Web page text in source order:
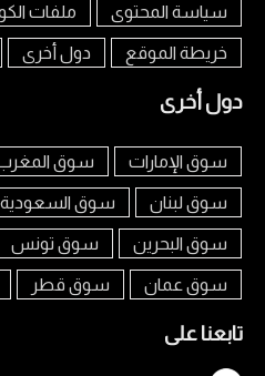
سياسة المحتوى ملفات
خريطة الموقع دول أخرى
دول أخرى
سوق الإمارات سوق
سوق لبنان سوق السعودية
سوق البحرين سوق تونس
سوق عمان سوق قطر
تابعنا على